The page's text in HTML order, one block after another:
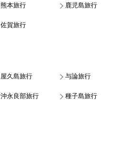
熊本旅行 鹿児島旅行
佐賀旅行
屋久島旅行 与論旅行
沖永良部旅行 種子島旅行